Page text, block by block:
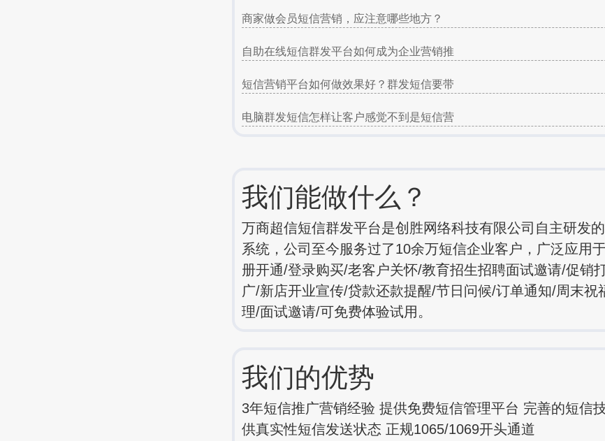
商家做会员短信营销，应注意哪些地方？
自助在线短信群发平台如何成为企业营销推
短信营销平台如何做效果好？群发短信要带
电脑群发短信怎样让客户感觉不到是短信营
我们能做什么？
万商超信短信群发平台是创胜网络科技有限公司自主研发
系统，公司至今服务过了10余万短信企业客户，广泛应用
册开通/登录购买/老客户关怀/教育招生招聘面试邀请/促销
广/新店开业宣传/贷款还款提醒/节日问候/订单通知/周末祝
理/面试邀请/可免费体验试用。
我们的优势
3年短信推广营销经验 提供免费短信管理平台 完善的短信
供真实性短信发送状态 正规1065/1069开头通道